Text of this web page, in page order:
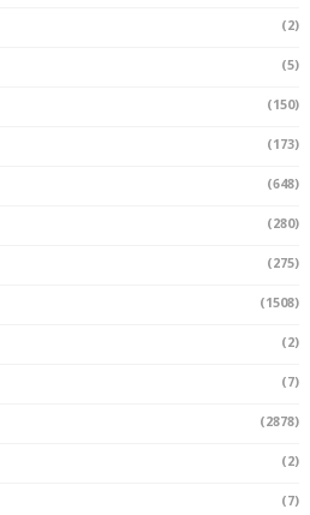
(2)
(5)
(150)
(173)
(648)
(280)
(275)
(1508)
(2)
(7)
(2878)
(2)
(7)